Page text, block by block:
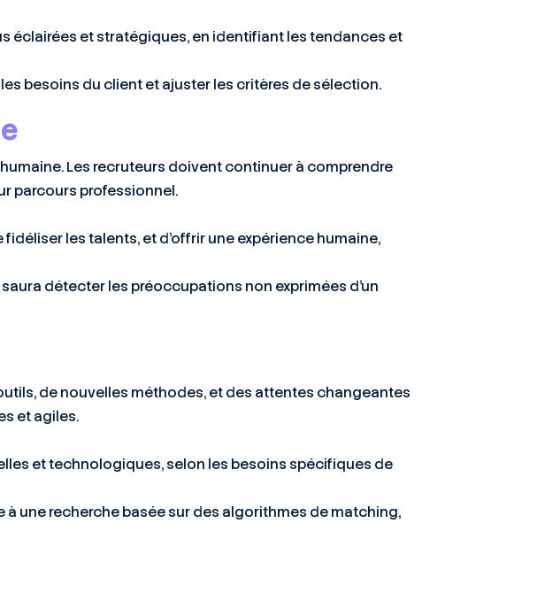
éclairées et stratégiques, en identifiant les tendances et
besoins du client et ajuster les critères de sélection.
Les recruteurs doivent continuer à comprendre
parcours professionnel.
les talents, et d’offrir une expérience humaine,
détecter les préoccupations non exprimées d’un
de nouvelles méthodes, et des attentes changeantes
et agiles.
et technologiques, selon les besoins spécifiques de
à une recherche basée sur des algorithmes de matching,